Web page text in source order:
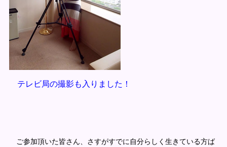
テレビ局の撮影も入りました！
ご参加頂いた皆さん、さすがすでに自分らしく生きている方ば